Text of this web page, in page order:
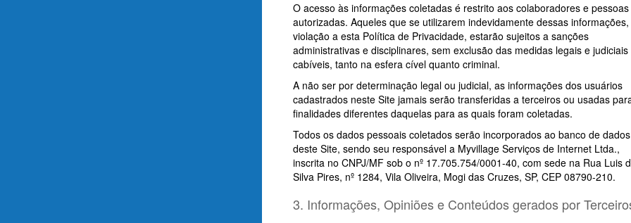
O acesso às informações coletadas é restrito aos colaboradores e pessoas
autorizadas. Aqueles que se utilizarem indevidamente dessas informações,
violação a esta Política de Privacidade, estarão sujeitos a sanções
administrativas e disciplinares, sem exclusão das medidas legais e judiciais
cabíveis, tanto na esfera cível quanto criminal.
A não ser por determinação legal ou judicial, as informações dos usuários
cadastrados neste Site jamais serão transferidas a terceiros ou usadas
finalidades diferentes daquelas para as quais foram coletadas.
Todos os dados pessoais coletados serão incorporados ao banco de dados
deste Site, sendo seu responsável a Myvillage Serviços de Internet Ltda.,
inscrita no CNPJ/MF sob o nº 17.705.754/0001-40, com sede na Rua Luis
Silva Pires, nº 1284, Vila Oliveira, Mogi das Cruzes, SP, CEP 08790-210.
3. Informações, Opiniões e Conteúdos gerados por